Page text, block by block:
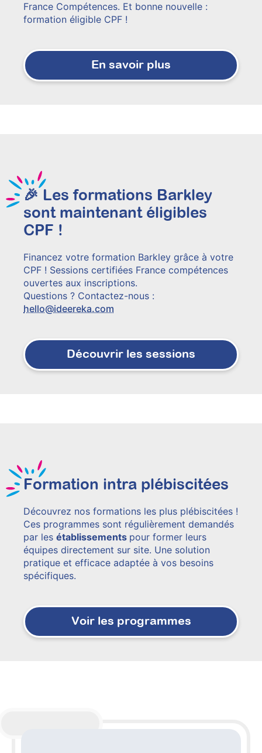
France Compétences. Et bonne nouvelle :
formation éligible CPF !
En savoir plus
🎉 Les formations Barkley
sont maintenant éligibles
CPF !
Financez votre formation Barkley grâce à votre
CPF ! Sessions certifiées France compétences
ouvertes aux inscriptions.
Questions ? Contactez-nous :
hello@ideereka.com
Découvrir les sessions
Formation intra plébiscitées
Découvrez nos formations les plus plébiscitées !
Ces programmes sont régulièrement demandés
par les établissements pour former leurs
équipes directement sur site. Une solution
pratique et efficace adaptée à vos besoins
spécifiques.
Voir les programmes